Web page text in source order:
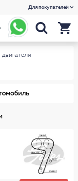
Для покупателей
двигателя